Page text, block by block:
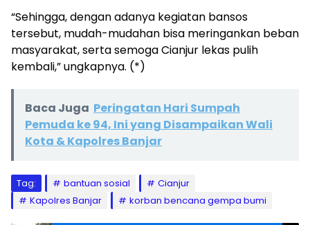
“Sehingga, dengan adanya kegiatan bansos
tersebut, mudah-mudahan bisa meringankan beban
masyarakat, serta semoga Cianjur lekas pulih
kembali,” ungkapnya. (*)
Baca Juga Peringatan Hari Sumpah
Pemuda ke 94, Ini yang Disampaikan Wali
Kota & Kapolres Banjar
Tag: bantuan sosial
Cianjur
Kapolres Banjar
korban bencana gempa bumi